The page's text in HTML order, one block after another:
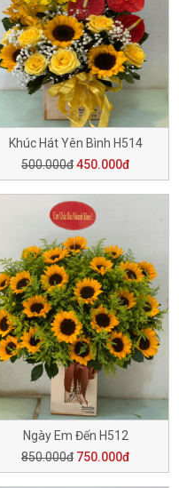
Khúc Hát Yên Bình H514
500.000đ450.000đ
Ngày Em Đến H512
850.000đ 750.000đ